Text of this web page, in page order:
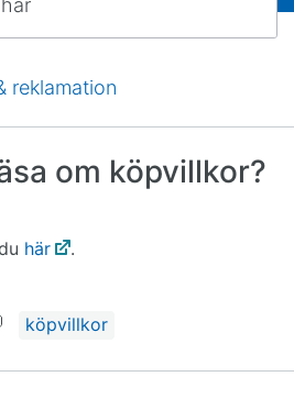
reklamation
om köpvillkor?
här .
Guide taggad med:
köpvillkor